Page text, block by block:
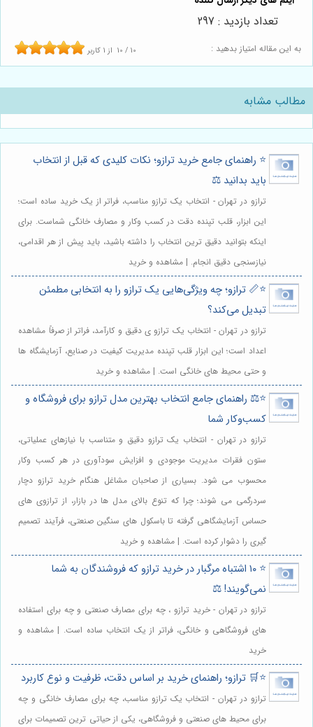
به این مقاله امتیاز بدهید : 10 / 10 از 1 کاربر
تعداد بازدید : 297
مطالب مشابه
⭐️ راهنمای جامع خرید ترازو؛ نکات کلیدی که قبل از انتخاب
باید بدانید ⚖️
ترازو در تهران - انتخاب یک ترازو مناسب، فراتر از یک خرید ساده است؛
این ابزار، قلب تپنده دقت در کسب وکار و مصارف خانگی شماست. برای
اینکه بتوانید دقیق ترین انتخاب را داشته باشید، باید پیش از هر اقدامی،
نیازسنجی دقیق انجام. | مشاهده و خرید
⭐️📏 ترازو؛ چه ویژگی‌هایی یک ترازو را به انتخابی مطمئن
تبدیل می‌کند؟
ترازو در تهران - انتخاب یک ترازو ی دقیق و کارآمد، فراتر از صرفاً مشاهده
اعداد است؛ این ابزار قلب تپنده مدیریت کیفیت در صنایع، آزمایشگاه ها
و حتی محیط های خانگی است. | مشاهده و خرید
⭐️⚖️ راهنمای جامع انتخاب بهترین مدل ترازو برای فروشگاه و
کسب‌وکار شما
ترازو در تهران - انتخاب یک ترازو دقیق و متناسب با نیازهای عملیاتی،
ستون فقرات مدیریت موجودی و افزایش سودآوری در هر کسب وکار
محسوب می شود. بسیاری از صاحبان مشاغل هنگام خرید ترازو دچار
سردرگمی می شوند؛ چرا که تنوع بالای مدل ها در بازار، از ترازوی های
حساس آزمایشگاهی گرفته تا باسکول های سنگین صنعتی، فرآیند تصمیم
گیری را دشوار کرده است. | مشاهده و خرید
⭐️ ۱۰ اشتباه مرگبار در خرید ترازو که فروشندگان به شما
نمی‌گویند! ⚖️
ترازو در تهران - خرید ترازو ، چه برای مصارف صنعتی و چه برای استفاده
های فروشگاهی و خانگی، فراتر از یک انتخاب ساده است. | مشاهده و
خرید
⭐️🛒 ترازو؛ راهنمای خرید بر اساس دقت، ظرفیت و نوع کاربرد
ترازو در تهران - انتخاب یک ترازو مناسب، چه برای مصارف خانگی و چه
برای محیط های صنعتی و فروشگاهی، یکی از حیاتی ترین تصمیمات برای